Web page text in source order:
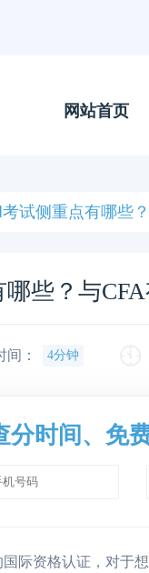
网站首页
试侧重点有哪些
些？与
： 4分钟
时间、免
际资格认证，对于